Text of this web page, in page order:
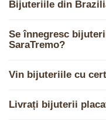
Bijuteriile din
Se înnegresc
SaraTremo?
Vin bijuteriile cu
Livrați bijuterii